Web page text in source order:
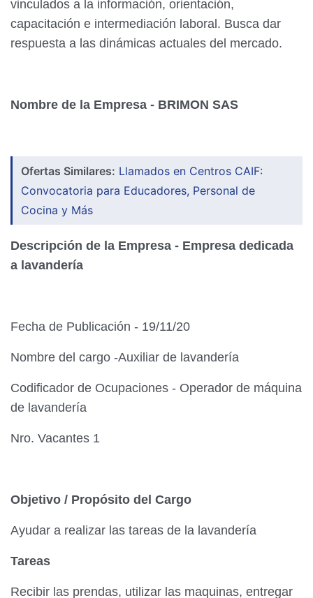
vinculados a la información, orientación,
capacitación e intermediación laboral. Busca dar
respuesta a las dinámicas actuales del mercado.
Nombre de la Empresa - BRIMON SAS
Ofertas Similares: Llamados en Centros CAIF:
Convocatoria para Educadores, Personal de
Cocina y Más
Descripción de la Empresa - Empresa dedicada
a lavandería
Fecha de Publicación - 19/11/20
Nombre del cargo -Auxiliar de lavandería
Codificador de Ocupaciones - Operador de máquina
de lavandería
Nro. Vacantes 1
Objetivo / Propósito del Cargo
Ayudar a realizar las tareas de la lavandería
Tareas
Recibir las prendas, utilizar las maquinas, entregar